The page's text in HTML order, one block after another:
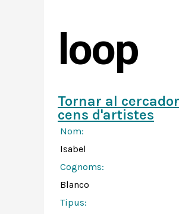
loop
Tornar al
cens d'artistes
Nom:
Isabel
Cognoms:
Blanco
Tipus: